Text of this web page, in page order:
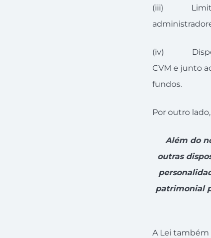
(iii) Limita a
(iv)
CVM e junto
fundos.
Por outro
Além do
outras
patrimonial
A Lei também